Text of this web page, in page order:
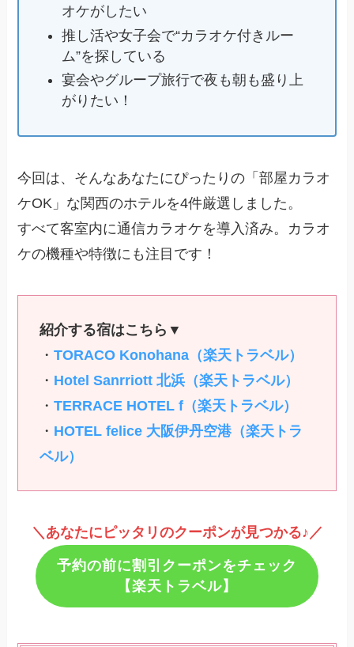
オケがしたい
推し活や女子会で“カラオケ付きルー
ム”を探している
宴会やグループ旅行で夜も朝も盛り上
がりたい！
今回は、そんなあなたにぴったりの「部屋カラオ
ケOK」な関西のホテルを4件厳選しました。
すべて客室内に通信カラオケを導入済み。カラオ
ケの機種や特徴にも注目です！
紹介する宿はこちら▼
・TORACO Konohana（楽天トラベル）
・ Hotel Sanrriott 北浜（楽天トラベル）
・TERRACE HOTEL f（楽天トラベル）
・ HOTEL felice 大阪伊丹空港（楽天トラ
ベル）
＼あなたにピッタリのクーポンが見つかる♪／
予約の前に割引クーポンをチェック
【楽天トラベル】